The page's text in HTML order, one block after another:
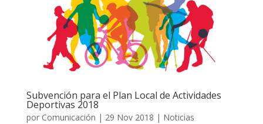
Subvención para el Plan Local de Actividades
Deportivas 2018
por Comunicación | 29 Nov 2018 | Noticias